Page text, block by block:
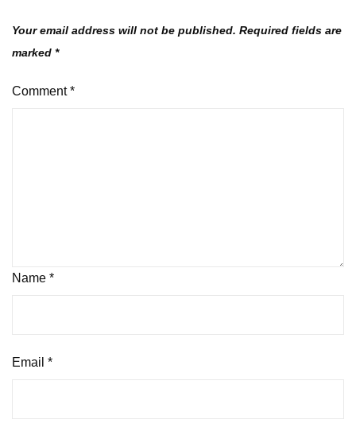
Your email address will not be published. Required fields are
marked *
Comment*
Name *
Email *